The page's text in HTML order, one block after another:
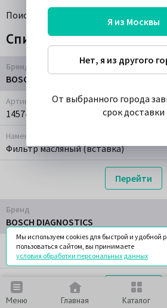
Меню Главная Каталог
Поиск по поставщикам
Список брендов
Бренд
BOSCH
Артикул
1457429278
Наменование
Фильтр масляный (вставка)
Перейти
Бренд
BOSCH DIAGNOSTICS
Артикул
1457429278
Перейти
Я из Москвы
Нет, я из другого
От выбранного города
срок доставки
Мы используем cookies для быстрой и удобной
пользоваться сайтом, вы принимаете
условия обработки персональных данных